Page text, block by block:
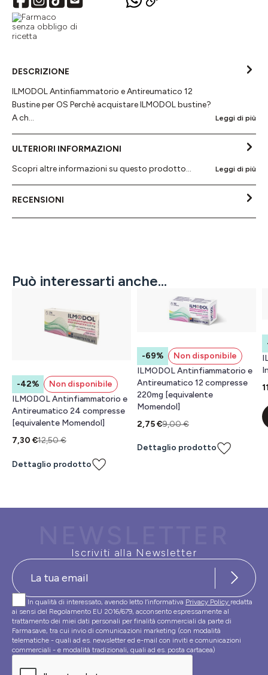
DESCRIZIONE
ILMODOL Antinfiammatorio e Antireumatico 12
Bustine per OS Perchè acquistare ILMODOL bustine?
A ch…
Leggi di più
ULTERIORI INFORMAZIONI
Scopri altre informazioni su questo prodotto...
Leggi di più
RECENSIONI
Può interessarti anche...
-42%
Non disponibile
ILMODOL Antinfiammatorio e
Antireumatico 24 compresse
[equivalente Momendol]
7,30 €12,50 €
Dettaglio prodotto
-69%
Non disponibile
ILMODOL Antinfiammatorio e
Antireumatico 12 compresse
220mg [equivalente
Momendol]
2,75 €9,00 €
Dettaglio prodotto
Iscriviti alla Newsletter
In qualità di interessato, avendo letto l’informativa Privacy Policy redatta
ai sensi del Regolamento EU 2016/679, acconsento espressamente al
trattamento dei miei dati personali per finalità commerciali da parte di
Farmasave, tra cui invio di comunicazioni marketing (con modalità
telematiche - quali ad es. newsletter ed e-mail con inviti e comunicazioni
commerciali - e modalità tradizionali, quali ad es. posta cartacea)